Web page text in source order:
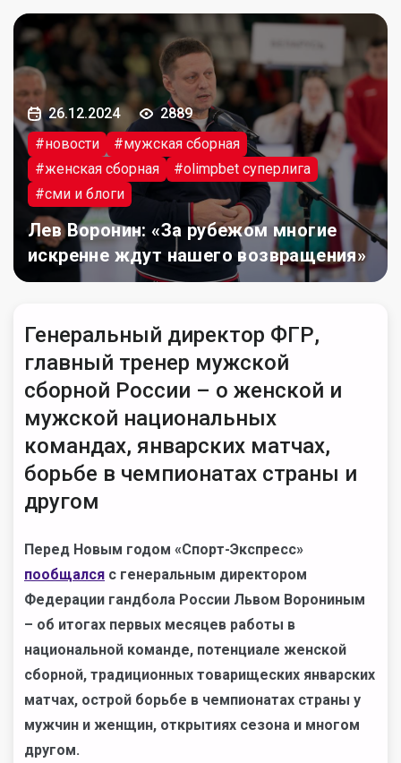
26.12.2024
2889
#новости
#мужская сборная
#женская сборная
#olimpbet суперлига
#сми и блоги
Лев Воронин: «За рубежом многие
искренне ждут нашего возвращения»
Генеральный директор ФГР,
главный тренер мужской
сборной России – о женской и
мужской национальных
командах, январских матчах,
борьбе в чемпионатах страны и
другом
Перед Новым годом «Спорт-Экспресс»
пообщался с генеральным директором
Федерации гандбола России Львом Ворониным
– об итогах первых месяцев работы в
национальной команде, потенциале женской
сборной, традиционных товарищеских январских
матчах, острой борьбе в чемпионатах страны у
мужчин и женщин, открытиях сезона и многом
другом.